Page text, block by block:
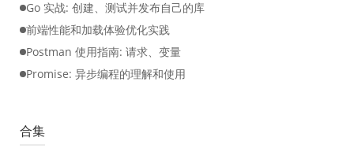
Go 实战: 创建、测试并发布自己的库
前端性能和加载体验优化实践
Postman 使用指南: 请求、变量
Promise: 异步编程的理解和使用
合集